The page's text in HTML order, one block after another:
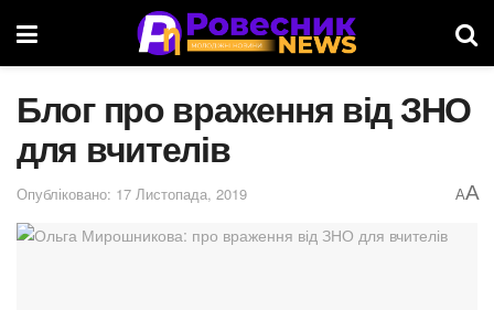
Блог про враження від ЗНО
для вчителів
Опубліковано: 17 Листопада, 2019 AA